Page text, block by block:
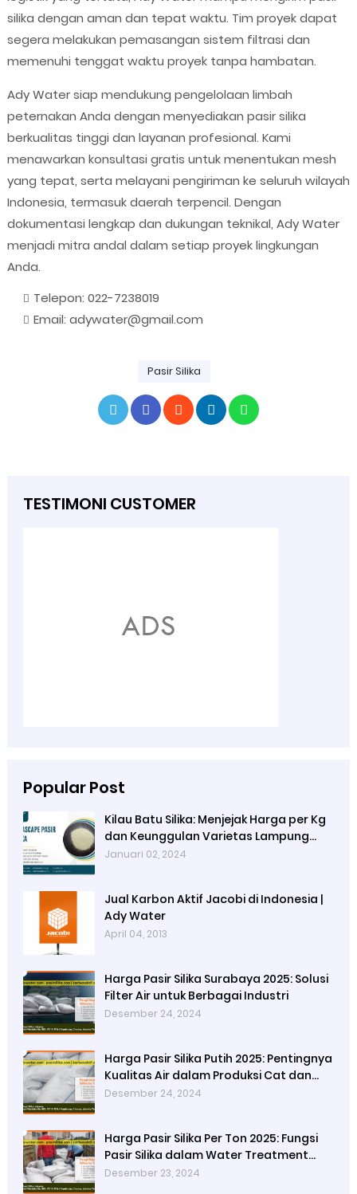
silika dengan aman dan tepat waktu. Tim proyek dapat
segera melakukan pemasangan sistem filtrasi dan
memenuhi tenggat waktu proyek tanpa hambatan.
Ady Water siap mendukung pengelolaan limbah
peternakan Anda dengan menyediakan pasir silika
berkualitas tinggi dan layanan profesional. Kami
menawarkan konsultasi gratis untuk menentukan mesh
yang tepat, serta melayani pengiriman ke seluruh wilayah
Indonesia, termasuk daerah terpencil. Dengan
dokumentasi lengkap dan dukungan teknikal, Ady Water
menjadi mitra andal dalam setiap proyek lingkungan
Anda.
Telepon: 022-7238019
Email: adywater@gmail.com
Pasir Silika
TESTIMONI CUSTOMER
Popular Post
Kilau Batu Silika: Menjejak Harga per Kg
dan Keunggulan Varietas Lampung
dari Ady Water
Januari 02, 2024
Jual Karbon Aktif Jacobi di Indonesia |
Ady Water
April 04, 2013
Harga Pasir Silika Surabaya 2025: Solusi
Filter Air untuk Berbagai Industri
Desember 24, 2024
Harga Pasir Silika Putih 2025: Pentingnya
Kualitas Air dalam Produksi Cat dan
Peran Pasir Silika Sebagai Penyaring
Desember 24, 2024
Harga Pasir Silika Per Ton 2025: Fungsi
Pasir Silika dalam Water Treatment
Plant dan Pengolahan Air
Desember 23, 2024